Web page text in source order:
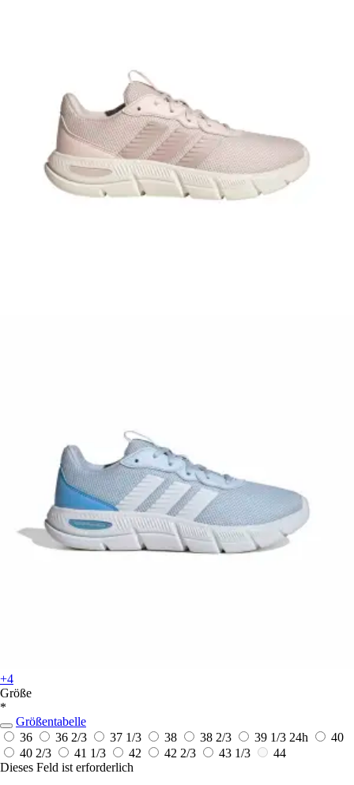
+4
Größe
*
Größentabelle
36
36 2/3 37 1/3 38 38 2/3 39 1/3 24h
40
40 2/3
41 1/3 42 42 2/3 43 1/3
44
Dieses Feld ist erforderlich